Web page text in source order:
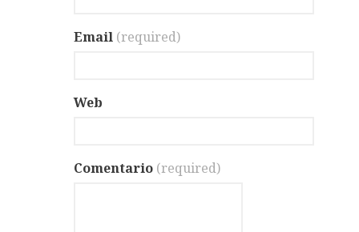
Email (required)
Web
Comentario (required)